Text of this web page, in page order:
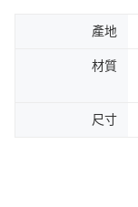
產地
材質
尺寸